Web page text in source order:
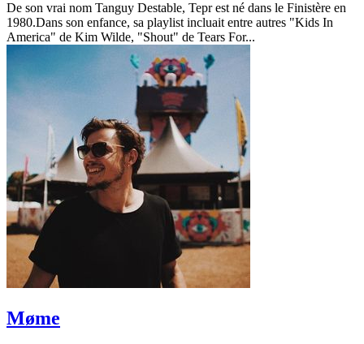
De son vrai nom Tanguy Destable, Tepr est né dans le Finistère en
1980.Dans son enfance, sa playlist incluait entre autres "Kids In
America" de Kim Wilde, "Shout" de Tears For...
Møme